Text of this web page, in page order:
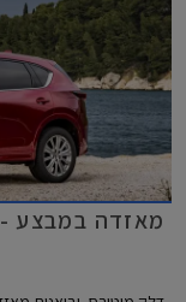
מאזדה במבצע -